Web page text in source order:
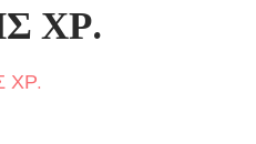
ΧΡ.
ΧΡ.